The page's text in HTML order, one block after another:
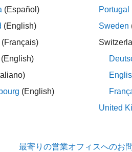
ル
は Motor Control Blockset の
速度の制御用のベクトル制御アル
調べて詳細を確認できます。この
ています。定常状態は、周波数応
(Español)
(English)
(Français)
(English)
(English)
Portugal
Sweden
United
最寄りの営業オフィスへのお